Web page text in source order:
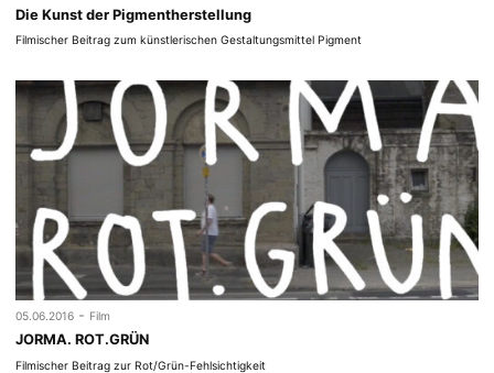
Die Kunst der Pigmentherstellung
Filmischer Beitrag zum künstlerischen Gestaltungsmittel Pigment
05.06.2016 - Film
JORMA. ROT.GRÜN
Filmischer Beitrag zur Rot/Grün-Fehlsichtigkeit